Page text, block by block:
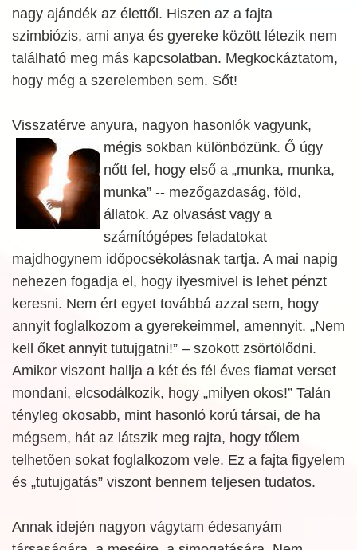
nagy ajándék az élettől. Hiszen az a fajta
szimbiózis, ami anya és gyereke között létezik nem
található meg más kapcsolatban. Megkockáztatom,
hogy még a szerelemben sem. Sőt!
Visszatérve anyura, nagyon hasonlók vagyunk,
mégis sokban különbözünk. Ő úgy
nőtt fel, hogy első a „munka, munka,
munka” -- mezőgazdaság, föld,
állatok. Az olvasást vagy a
számítógépes feladatokat
majdhogynem időpocsékolásnak tartja. A mai napig
nehezen fogadja el, hogy ilyesmivel is lehet pénzt
keresni. Nem ért egyet továbbá azzal sem, hogy
annyit foglalkozom a gyerekeimmel, amennyit. „Nem
kell őket annyit tutujgatni!” – szokott zsörtölődni.
Amikor viszont hallja a két és fél éves fiamat verset
mondani, elcsodálkozik, hogy „milyen okos!” Talán
tényleg okosabb, mint hasonló korú társai, de ha
mégsem, hát az látszik meg rajta, hogy tőlem
telhetően sokat foglalkozom vele. Ez a fajta figyelem
és „tutujgatás” viszont bennem teljesen tudatos.
Annak idején nagyon vágytam édesanyám